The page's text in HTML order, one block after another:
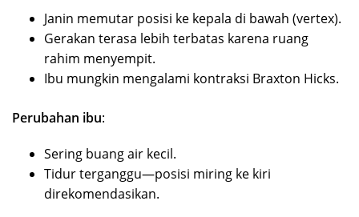
Janin memutar posisi ke kepala di bawah (vertex).
Gerakan terasa lebih terbatas karena ruang
rahim menyempit.
Ibu mungkin mengalami kontraksi Braxton Hicks.
Perubahan ibu:
Sering buang air kecil.
Tidur terganggu—posisi miring ke kiri
direkomendasikan.